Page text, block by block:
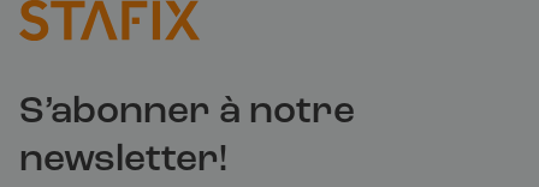
S’abonner à notre
newsletter!